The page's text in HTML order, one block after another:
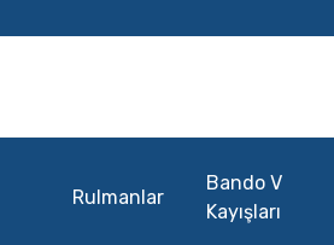
Rulmanlar
Bando V
Kayışları